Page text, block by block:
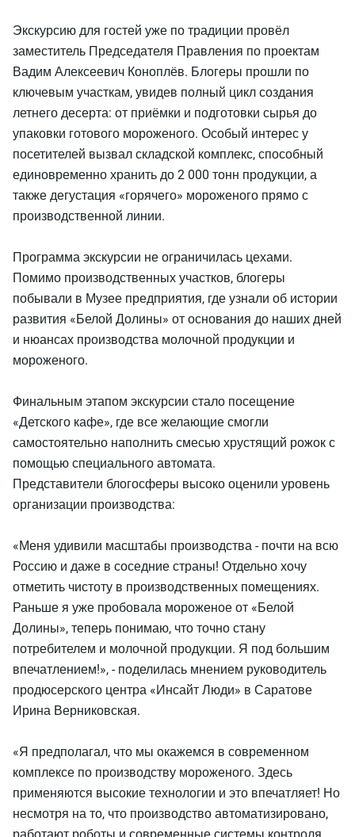
Экскурсию для гостей уже по традиции провёл
заместитель Председателя Правления по проектам
Вадим Алексеевич Коноплёв. Блогеры прошли по
ключевым участкам, увидев полный цикл создания
летнего десерта: от приёмки и подготовки сырья до
упаковки готового мороженого. Особый интерес у
посетителей вызвал складской комплекс, способный
единовременно хранить до 2 000 тонн продукции, а
также дегустация «горячего» мороженого прямо с
производственной линии.
Программа экскурсии не ограничилась цехами.
Помимо производственных участков, блогеры
побывали в Музее предприятия, где узнали об истории
развития «Белой Долины» от основания до наших дней
и нюансах производства молочной продукции и
мороженого.
Финальным этапом экскурсии стало посещение
«Детского кафе», где все желающие смогли
самостоятельно наполнить смесью хрустящий рожок с
помощью специального автомата.
Представители блогосферы высоко оценили уровень
организации производства:
«Меня удивили масштабы производства - почти на всю
Россию и даже в соседние страны! Отдельно хочу
отметить чистоту в производственных помещениях.
Раньше я уже пробовала мороженое от «Белой
Долины», теперь понимаю, что точно стану
потребителем и молочной продукции. Я под большим
впечатлением!», - поделилась мнением руководитель
продюсерского центра «Инсайт Люди» в Саратове
Ирина Верниковская.
«Я предполагал, что мы окажемся в современном
комплексе по производству мороженого. Здесь
применяются высокие технологии и это впечатляет! Но
несмотря на то, что производство автоматизировано,